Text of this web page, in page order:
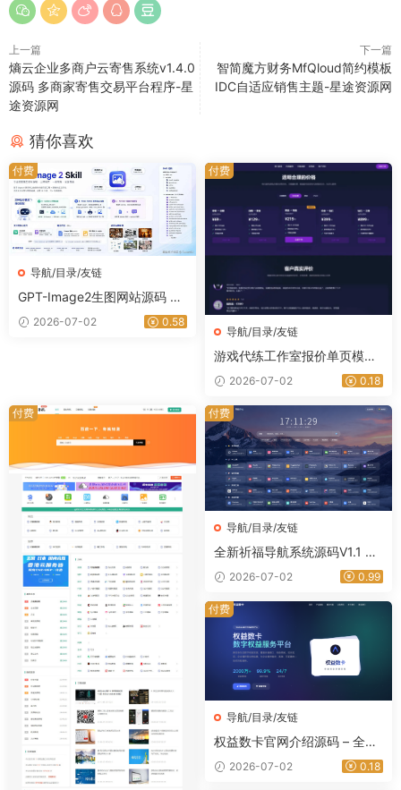
上一篇
熵云企业多商户云寄售系统v1.4.0
源码 多商家寄售交易平台程序-星
途资源网
下一篇
智简魔方财务MfQloud简约模板
IDC自适应销售主题-星途资源网
猜你喜欢
导航/目录/友链
GPT-Image2生图网站源码 最
新开源文生图平台私有化部署
｜星途资源网
2026-07-02 0.58
付费
导航/目录/友链
游戏代练工作室报价单页模板
游戏代练接单宣传网站源码｜
星途资源网
2026-07-02 0.18
付费
付费
导航/目录/友链
全新祈福导航系统源码V1.1 毛
玻璃UI效果 支持ping延迟｜星
途资源网
2026-07-02 0.99
付费
导航/目录/友链
权益数卡官网介绍源码 – 全开
源带后台｜星途资源网
2026-07-02 0.18
付费